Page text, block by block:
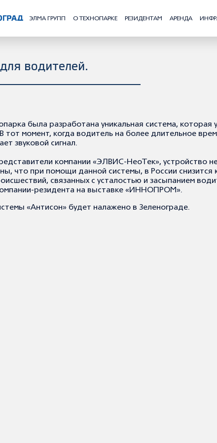
ЭЛМА ГРУПП О ТЕХНОПАРКЕ РЕЗИДЕНТАМ АРЕНДА
водителей.
была разработана уникальная система, которая
тот момент, когда водитель на более длительное
звуковой сигнал.
компании «ЭЛВИС-НеоТек», устройство
что при помощи данной системы, в России
связанных с усталостью и засыпанием
резидента на выставке «ИННОПРОМ».
«Антисон» будет налажено в Зеленограде.